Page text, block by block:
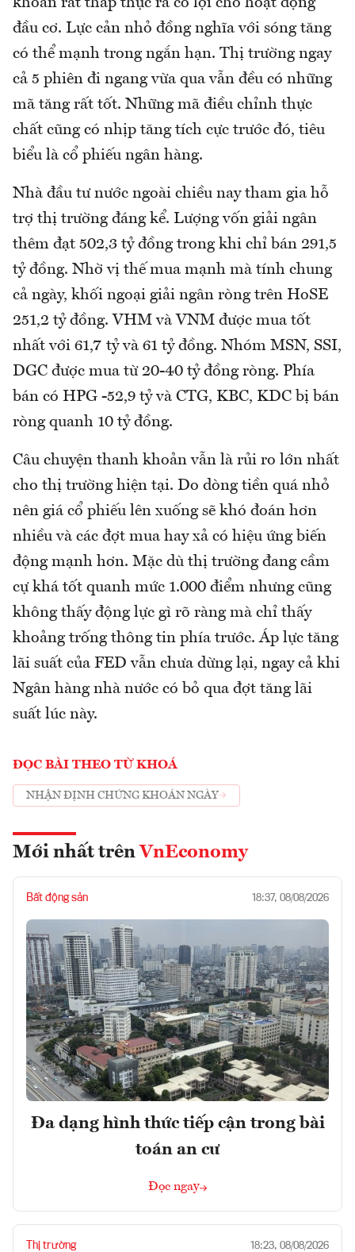
đầu cơ. Lực cản nhỏ đồng nghĩa với sóng tăng
có thể mạnh trong ngắn hạn. Thị trường ngay
cả 5 phiên đi ngang vừa qua vẫn đều có những
mã tăng rất tốt. Những mã điều chỉnh thực
chất cũng có nhịp tăng tích cực trước đó, tiêu
biểu là cổ phiếu ngân hàng.
Nhà đầu tư nước ngoài chiều nay tham gia hỗ
trợ thị trường đáng kể. Lượng vốn giải ngân
thêm đạt 502,3 tỷ đồng trong khi chỉ bán 291,5
tỷ đồng. Nhờ vị thế mua mạnh mà tính chung
cả ngày, khối ngoại giải ngân ròng trên HoSE
251,2 tỷ đồng. VHM và VNM được mua tốt
nhất với 61,7 tỷ và 61 tỷ đồng. Nhóm MSN, SSI,
DGC được mua từ 20-40 tỷ đồng ròng. Phía
bán có HPG -52,9 tỷ và CTG, KBC, KDC bị bán
ròng quanh 10 tỷ đồng.
Câu chuyện thanh khoản vẫn là rủi ro lớn nhất
cho thị trường hiện tại. Do dòng tiền quá nhỏ
nên giá cổ phiếu lên xuống sẽ khó đoán hơn
nhiều và các đợt mua hay xả có hiệu ứng biến
động mạnh hơn. Mặc dù thị trường đang cầm
cự khá tốt quanh mức 1.000 điểm nhưng cũng
không thấy động lực gì rõ ràng mà chỉ thấy
khoảng trống thông tin phía trước. Áp lực tăng
lãi suất của FED vẫn chưa dừng lại, ngay cả khi
Ngân hàng nhà nước có bỏ qua đợt tăng lãi
suất lúc này.
ĐỌC BÀI THEO TỪ KHOÁ
NHẬN ĐỊNH CHỨNG KHOÁN NGÀY
Mới nhất trên VnEconomy
Bất động sản 18:37, 08/08/2026
Đa dạng hình thức tiếp cận trong bài
toán an cư
Đọc ngay
Thị trường 18:23, 08/08/2026